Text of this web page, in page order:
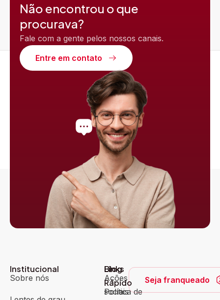
Não encontrou o que
procurava?
Fale com a gente pelos nossos canais.
Entre em contato
Institucional
Sobre nós
Blog
Ações
sociais
Links
Rápido
Política de
Seja franqueado